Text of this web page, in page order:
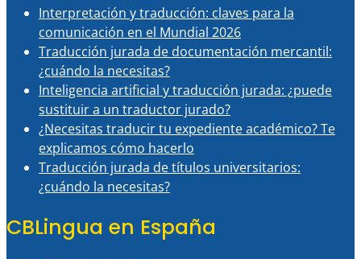
Interpretación y traducción: claves para la
comunicación en el Mundial 2026
Traducción jurada de documentación mercantil:
¿cuándo la necesitas?
Inteligencia artificial y traducción jurada: ¿puede
sustituir a un traductor jurado?
¿Necesitas traducir tu expediente académico? Te
explicamos cómo hacerlo
Traducción jurada de títulos universitarios:
¿cuándo la necesitas?
CBLingua en España